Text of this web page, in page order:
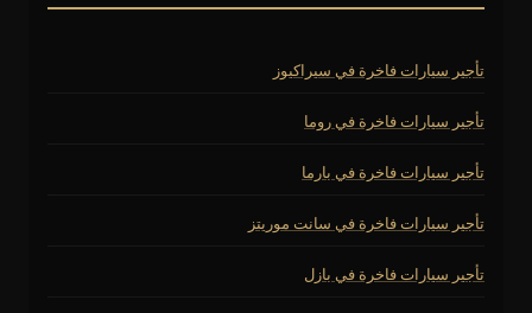
تأجير سيارات فاخرة في سيراكيوز
تأجير سيارات فاخرة في روما
تأجير سيارات فاخرة في بارما
تأجير سيارات فاخرة في سانت موريتز
تأجير سيارات فاخرة في بازل